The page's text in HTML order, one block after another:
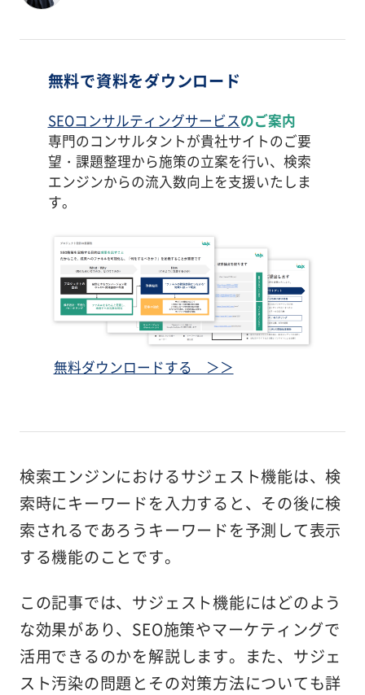
無料で資料をダウンロード
SEOコンサルティングサービスのご案内
専門のコンサルタントが貴社サイトのご要
望・課題整理から施策の立案を行い、検索
エンジンからの流入数向上を支援いたしま
す。
無料ダウンロードする ＞＞
検索エンジンにおけるサジェスト機能は、検
索時にキーワードを入力すると、その後に検
索されるであろうキーワードを予測して表示
する機能のことです。
この記事では、サジェスト機能にはどのよう
な効果があり、SEO施策やマーケティングで
活用できるのかを解説します。また、サジェ
スト汚染の問題とその対策方法についても詳